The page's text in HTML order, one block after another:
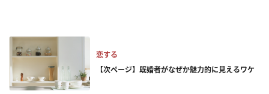
恋する
【次ページ】既婚者がなぜか魅力的に見えるワケ